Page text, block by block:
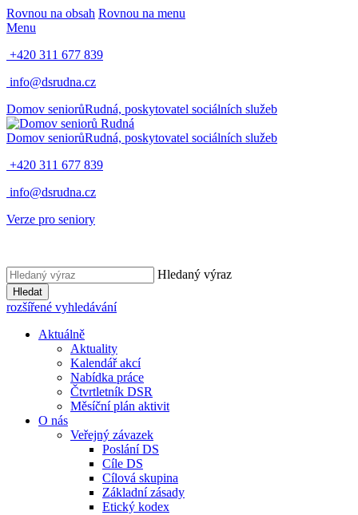
Rovnou na obsah Rovnou na menu
Menu
+420 311 677 839
info@dsrudna.cz
Domov seniorůRudná, poskytovatel sociálních služeb
Domov seniorůRudná, poskytovatel sociálních služeb
+420 311 677 839
info@dsrudna.cz
Verze pro seniory
Hledaný výraz
Hledat
rozšířené vyhledávání
Aktuálně
Aktuality
Kalendář akcí
Nabídka práce
Čtvrtletník DSR
Měsíční plán aktivit
O nás
Veřejný závazek
Poslání DS
Cíle DS
Cílová skupina
Základní zásady
Etický kodex